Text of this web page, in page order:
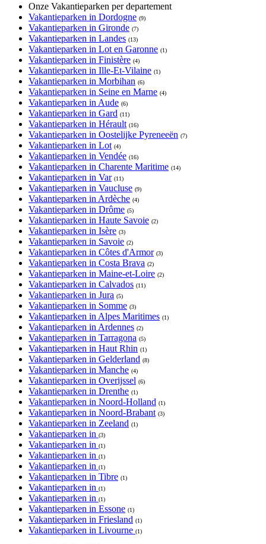
Onze Vakantieparken per departement
Vakantieparken in Dordogne (9)
Vakantieparken in Gironde (7)
Vakantieparken in Landes (13)
Vakantieparken in Lot en Garonne (1)
Vakantieparken in Finistère (4)
Vakantieparken in Ille-Et-Vilaine (1)
Vakantieparken in Morbihan (6)
Vakantieparken in Seine en Marne (4)
Vakantieparken in Aude (6)
Vakantieparken in Gard (11)
Vakantieparken in Hérault (16)
Vakantieparken in Oostelijke Pyreneeën (7)
Vakantieparken in Lot (4)
Vakantieparken in Vendée (16)
Vakantieparken in Charente Maritime (14)
Vakantieparken in Var (11)
Vakantieparken in Vaucluse (9)
Vakantieparken in Ardèche (4)
Vakantieparken in Drôme (5)
Vakantieparken in Haute Savoie (2)
Vakantieparken in Isère (3)
Vakantieparken in Savoie (2)
Vakantieparken in Côtes d'Armor (3)
Vakantieparken in Costa Brava (2)
Vakantieparken in Maine-et-Loire (2)
Vakantieparken in Calvados (11)
Vakantieparken in Jura (5)
Vakantieparken in Somme (3)
Vakantieparken in Alpes Maritimes (1)
Vakantieparken in Ardennes (2)
Vakantieparken in Tarragona (5)
Vakantieparken in Haut Rhin (1)
Vakantieparken in Gelderland (8)
Vakantieparken in Manche (4)
Vakantieparken in Overijssel (6)
Vakantieparken in Drenthe (1)
Vakantieparken in Noord-Holland (1)
Vakantieparken in Noord-Brabant (3)
Vakantieparken in Zeeland (1)
Vakantieparken in (3)
Vakantieparken in (1)
Vakantieparken in (1)
Vakantieparken in (1)
Vakantieparken in Tibre (1)
Vakantieparken in (1)
Vakantieparken in (1)
Vakantieparken in Essone (1)
Vakantieparken in Friesland (1)
Vakantieparken in Livourne (1)